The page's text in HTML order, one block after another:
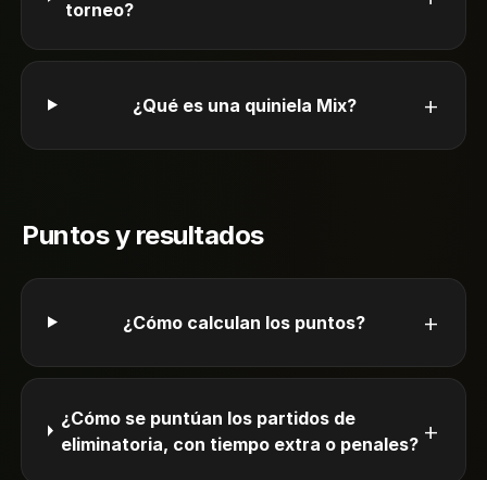
torneo?
¿Qué es una quiniela Mix? +
Puntos y resultados
¿Cómo calculan los puntos? +
¿Cómo se puntúan los partidos de
eliminatoria, con tiempo extra o penales? +